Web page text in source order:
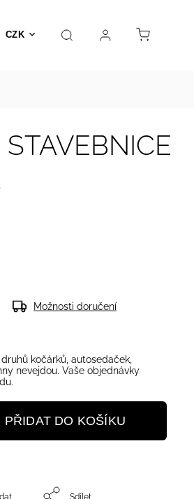
CZK
Hračky Prodejna Kontakt
Možnosti doručení
kočárků, autosedaček,
nevejdou. Vaše objednávky
PŘIDAT DO KOŠÍKU
Sdílet